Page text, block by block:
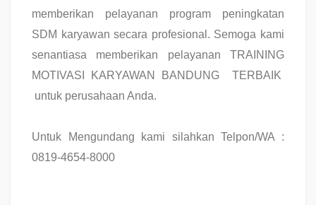
memberikan pelayanan program peningkatan
SDM karyawan secara profesional. Semoga kami
senantiasa memberikan pelayanan TRAINING
MOTIVASI KARYAWAN BANDUNG TERBAIK
untuk perusahaan Anda.
Untuk Mengundang kami silahkan Telpon/WA :
0819-4654-8000